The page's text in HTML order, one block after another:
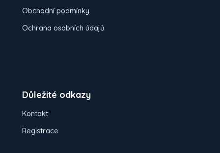
Obchodní podmínky
Ochrana osobních údajů
Důležité odkazy
Kontakt
Registrace